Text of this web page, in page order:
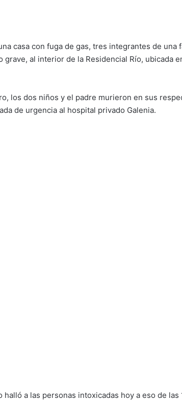
casa con fuga de gas, tres integrantes de una
grave, al interior de la Residencial Río, ubicada
los dos niños y el padre murieron en sus
de urgencia al hospital privado Galenia.
a las personas intoxicadas hoy a eso de las